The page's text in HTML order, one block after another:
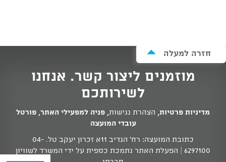
חזרה למעלה
מוזמנים ליצור קשר. אנחנו
לשירותכם
מדיניות פרטיות, הצהרת נגישות, פניה למפעילי האתר, פורטל
עובדי המועצה
כתובת המועצה: רח' הנדיב 11א זכרון יעקב טל.
04-
6297100 | הפעלת האתר נתמכת כספית על ידי המשרד לשוויון